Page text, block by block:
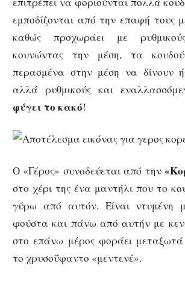
εμποδίζονται από την επαφή τους
καθώς προχωράει με
κουνώντας την μέση, τα
περασμένα στην μέση να δίνουν
αλλά ρυθμικούς και
φύγει το κακό!
Ο «Γέρος» συνοδεύεται από την
στο χέρι της ένα μαντήλι που το
γύρω από αυτόν. Είναι ντυμένη
φούστα και πάνω από αυτήν με
στο επάνω μέρος φοράει
το χρυσοΰφαντο «μεντενέ».